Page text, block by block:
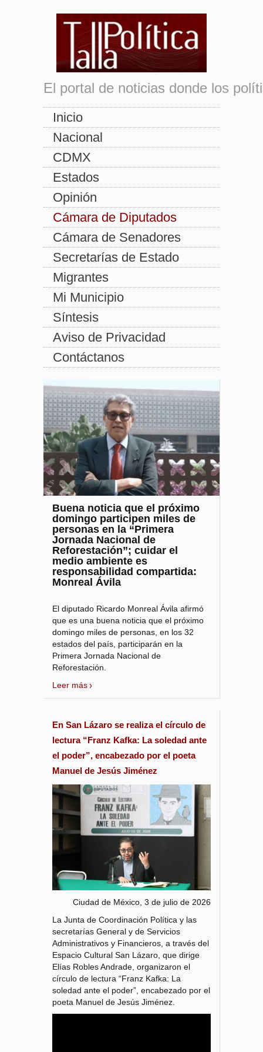
El portal de noticias donde los
Inicio
Nacional
CDMX
Estados
Opinión
Cámara de Diputados
Cámara de Senadores
Secretarías de Estado
Migrantes
Mi Municipio
Síntesis
Aviso de Privacidad
Contáctanos
Buena noticia que el próximo
domingo participen miles de
personas en la “Primera
Jornada Nacional de
Reforestación”; cuidar el
medio ambiente es
responsabilidad compartida:
Monreal Ávila
El diputado Ricardo Monreal Ávila afirmó
que es una buena noticia que el próximo
domingo miles de personas, en los 32
estados del país, participarán en la
Primera Jornada Nacional de
Reforestación.
Leer más
En San Lázaro se realiza el círculo de
lectura “Franz Kafka: La soledad ante
el poder”, encabezado por el poeta
Manuel de Jesús Jiménez
Ciudad de México, 3 de julio de 2026
La Junta de Coordinación Política y las
secretarías General y de Servicios
Administrativos y Financieros, a través del
Espacio Cultural San Lázaro, que dirige
Elías Robles Andrade, organizaron el
círculo de lectura “Franz Kafka: La
soledad ante el poder”, encabezado por el
poeta Manuel de Jesús Jiménez.